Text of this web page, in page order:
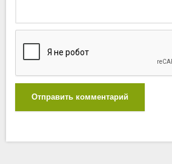
Отправить комментарий